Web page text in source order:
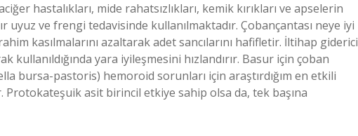
hastalıkları, mide rahatsızlıkları, kemik kırıkları ve apselerin
uyuz ve frengi tedavisinde kullanılmaktadır. Çobançantası neye iyi
kasılmalarını azaltarak adet sancılarını hafifletir. İltihap giderici
yara iyileşmesini hızlandırır. Basur için çoban
bursa-pastoris) hemoroid sorunları için araştırdığım en etkili
Protokateşuik asit birincil etkiye sahip olsa da, tek başına